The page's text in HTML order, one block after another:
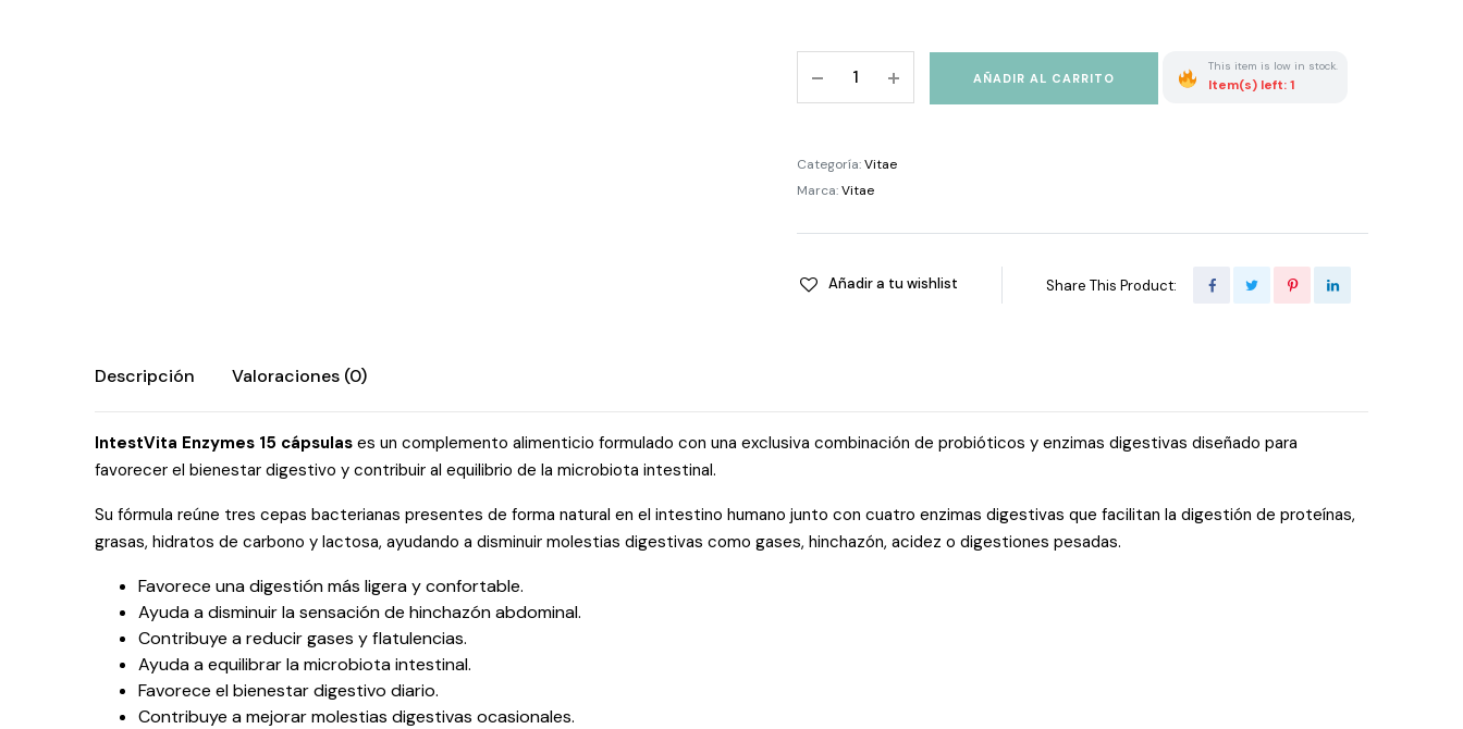
Enzymes
quantity
AÑADIR AL CARRITO
This item is low in stock.
Item(s) left: 1
Categoría:Vitae
Marca:Vitae
Añadir a tu wishlist Share This Product:
Descripción Valoraciones (0)
IntestVita Enzymes 15 cápsulas es un complemento alimenticio formulado con una exclusiva combinación de probióticos y enzimas digestivas diseñado para
favorecer el bienestar digestivo y contribuir al equilibrio de la microbiota intestinal.
Su fórmula reúne tres cepas bacterianas presentes de forma natural en el intestino humano junto con cuatro enzimas digestivas que facilitan la digestión de proteínas,
grasas, hidratos de carbono y lactosa, ayudando a disminuir molestias digestivas como gases, hinchazón, acidez o digestiones pesadas.
Favorece una digestión más ligera y confortable.
Ayuda a disminuir la sensación de hinchazón abdominal.
Contribuye a reducir gases y flatulencias.
Ayuda a equilibrar la microbiota intestinal.
Favorece el bienestar digestivo diario.
Contribuye a mejorar molestias digestivas ocasionales.